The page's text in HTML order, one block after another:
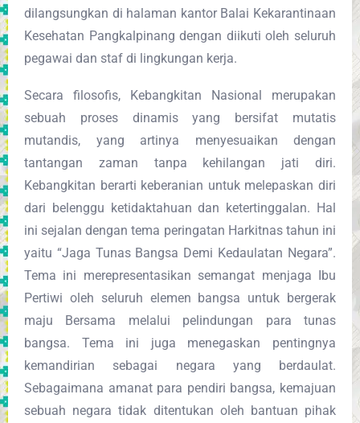
dilangsungkan di halaman kantor Balai Kekarantinaan
Kesehatan Pangkalpinang dengan diikuti oleh seluruh
pegawai dan staf di lingkungan kerja.
Secara filosofis, Kebangkitan Nasional merupakan
sebuah proses dinamis yang bersifat mutatis
mutandis, yang artinya menyesuaikan dengan
tantangan zaman tanpa kehilangan jati diri.
Kebangkitan berarti keberanian untuk melepaskan diri
dari belenggu ketidaktahuan dan ketertinggalan. Hal
ini sejalan dengan tema peringatan Harkitnas tahun ini
yaitu “Jaga Tunas Bangsa Demi Kedaulatan Negara”.
Tema ini merepresentasikan semangat menjaga Ibu
Pertiwi oleh seluruh elemen bangsa untuk bergerak
maju Bersama melalui pelindungan para tunas
bangsa. Tema ini juga menegaskan pentingnya
kemandirian sebagai negara yang berdaulat.
Sebagaimana amanat para pendiri bangsa, kemajuan
sebuah negara tidak ditentukan oleh bantuan pihak